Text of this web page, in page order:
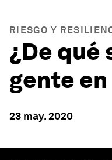
RIESGO Y
¿De qué
gente
23 may. 2020